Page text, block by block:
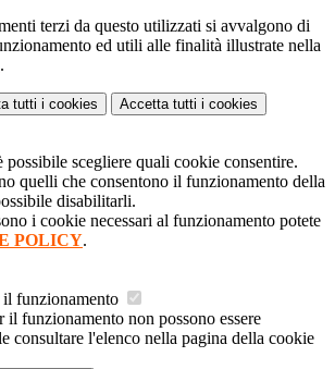
terzi da questo utilizzati si avvalgono di
ed utili alle finalità illustrate nella
.
tutti i cookies Accetta tutti i cookies
possibile scegliere quali cookie consentire.
quelli che consentono il funzionamento della
disabilitarli.
i cookie necessari al funzionamento potete
POLICY.
il funzionamento
il funzionamento non possono essere
consultare l'elenco nella pagina della cookie